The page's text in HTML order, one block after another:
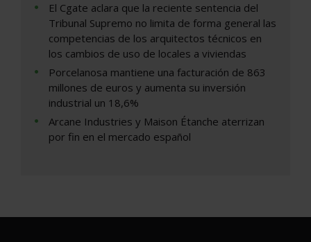
El Cgate aclara que la reciente sentencia del
Tribunal Supremo no limita de forma general las
competencias de los arquitectos técnicos en
los cambios de uso de locales a viviendas
Porcelanosa mantiene una facturación de 863
millones de euros y aumenta su inversión
industrial un 18,6%
Arcane Industries y Maison Étanche aterrizan
por fin en el mercado español